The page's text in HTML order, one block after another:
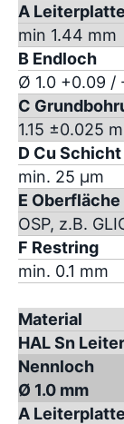
A
min 1.44 mm
B Endloch
Ø 1.0 +0.09 /
C
1.15 ±0.025
D Cu Schicht
min. 25 µm
E Oberfläche
OSP, z.B.
F Restring
min. 0.1 mm
Material
HAL Sn
Nennloch
Ø 1.0 mm
A